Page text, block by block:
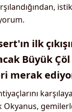
ilk
Büyük Çöl
merak